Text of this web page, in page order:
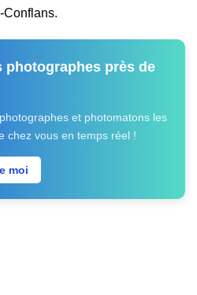
Conflans.
photographes près de
et photomatons les
chez vous en temps réel !
moi